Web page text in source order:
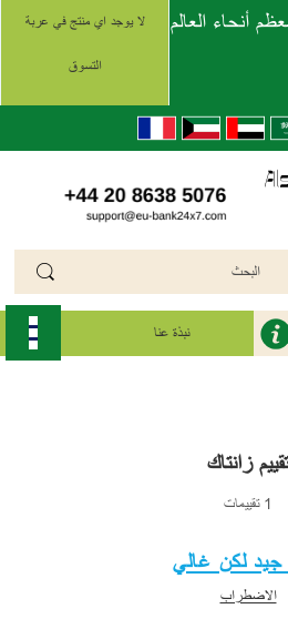
لا يوجد اي منتج في عربة
التسوق
أنحاء العالم
نبذة عنا
تقييم زانتاك
1 تقييمات
جيد لكن غالي
الاضطراب